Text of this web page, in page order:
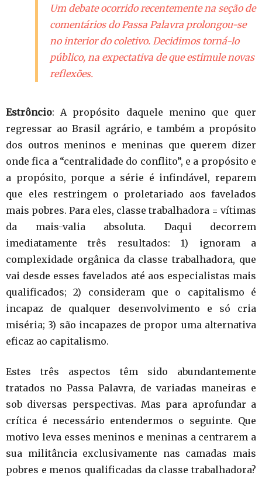
Um debate ocorrido recentemente na seção de
comentários do Passa Palavra prolongou-se
no interior do coletivo. Decidimos torná-lo
público, na expectativa de que estimule novas
reflexões.
Estrôncio: A propósito daquele menino que quer
regressar ao Brasil agrário, e também a propósito
dos outros meninos e meninas que querem dizer
onde fica a “centralidade do conflito”, e a propósito e
a propósito, porque a série é infindável, reparem
que eles restringem o proletariado aos favelados
mais pobres. Para eles, classe trabalhadora = vítimas
da mais-valia absoluta. Daqui decorrem
imediatamente três resultados: 1) ignoram a
complexidade orgânica da classe trabalhadora, que
vai desde esses favelados até aos especialistas mais
qualificados; 2) consideram que o capitalismo é
incapaz de qualquer desenvolvimento e só cria
miséria; 3) são incapazes de propor uma alternativa
eficaz ao capitalismo.
Estes três aspectos têm sido abundantemente
tratados no Passa Palavra, de variadas maneiras e
sob diversas perspectivas. Mas para aprofundar a
crítica é necessário entendermos o seguinte. Que
motivo leva esses meninos e meninas a centrarem a
sua militância exclusivamente nas camadas mais
pobres e menos qualificadas da classe trabalhadora?